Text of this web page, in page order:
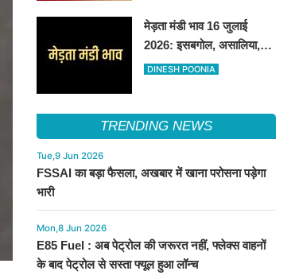
मेड़ता मंडी भाव 16 जुलाई
2026: इसबगोल, असालिया,
रायडा में तेजी चना, सुवा, ग्वार में
DINESH POONIA
TRENDING NEWS
Tue,9 Jun 2026
FSSAI का बड़ा फैसला, अखबार में खाना परोसना पड़ेगा
भारी
Mon,8 Jun 2026
E85 Fuel : अब पेट्रोल की जरूरत नहीं, फ्लेक्स वाहनों
के बाद पेट्रोल से सस्ता फ्यूल हुआ लॉन्च